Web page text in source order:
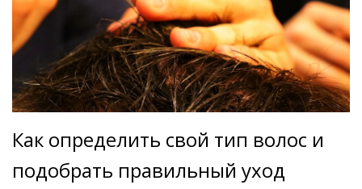
Как определить свой тип волос и
подобрать правильный уход